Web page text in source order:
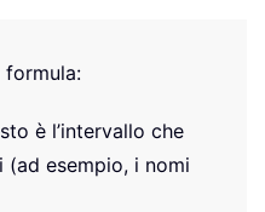
formula:
è l’intervallo che
esempio, i nomi